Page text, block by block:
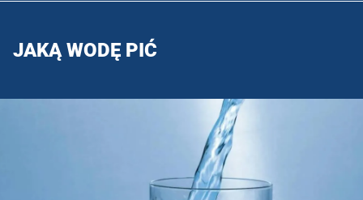
JAKĄ WODĘ PIĆ